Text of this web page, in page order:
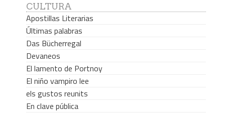
CULTURA
Apostillas Literarias
Últimas palabras
Das Bücherregal
Devaneos
El lamento de Portnoy
El niño vampiro lee
els gustos reunits
En clave pública